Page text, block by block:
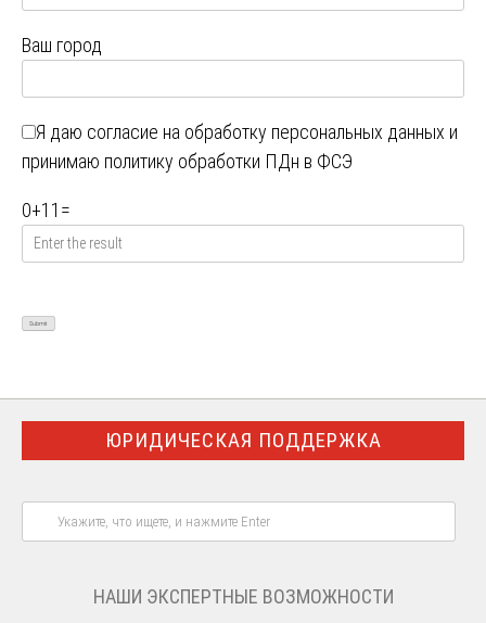
Ваш город
Я даю согласие на обработку персональных данных и
принимаю политику обработки ПДн в ФСЭ
0+11 =
ЮРИДИЧЕСКАЯ ПОДДЕРЖКА
НАШИ ЭКСПЕРТНЫЕ ВОЗМОЖНОСТИ